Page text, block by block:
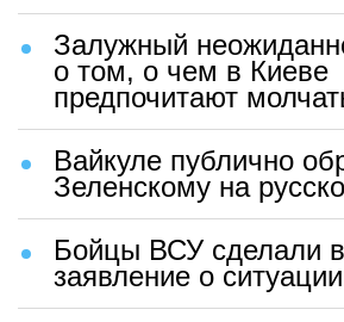
Залужный
о том, о чем в Киеве
предпочитают
Вайкуле публично
Зеленскому на
Бойцы ВСУ сделали
заявление о